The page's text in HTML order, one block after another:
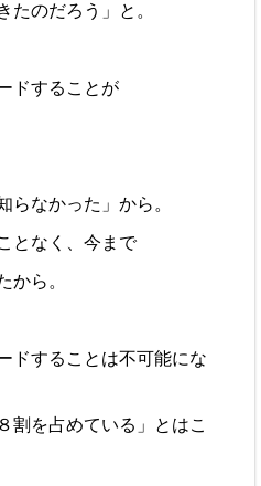
のだろう」と。
ドすることが
らなかった」から。
となく、今まで
から。
ドすることは不可能にな
割を占めている」とはこ